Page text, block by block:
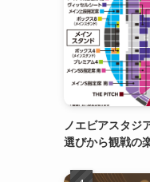
ノエビアスタジ
選びから観戦の